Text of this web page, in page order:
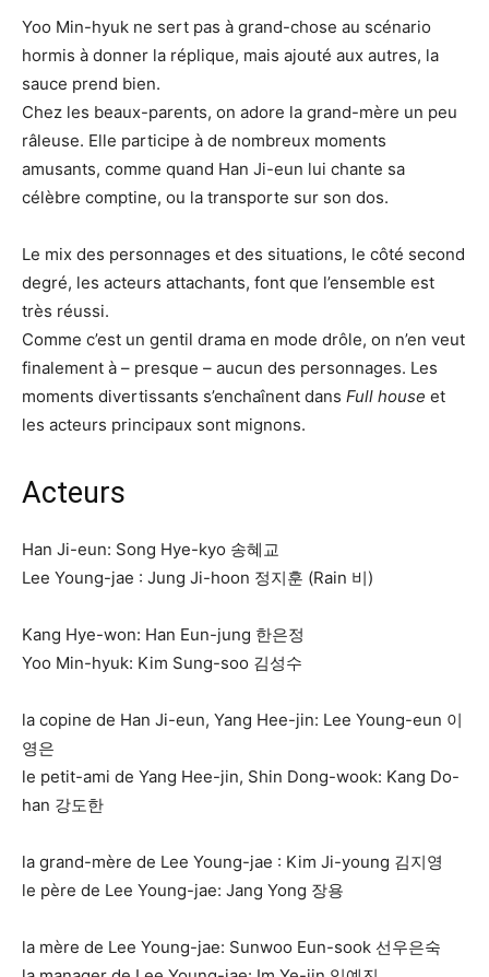
Yoo Min-hyuk ne sert pas à grand-chose au scénario
hormis à donner la réplique, mais ajouté aux autres, la
sauce prend bien.
Chez les beaux-parents, on adore la grand-mère un peu
râleuse. Elle participe à de nombreux moments
amusants, comme quand Han Ji-eun lui chante sa
célèbre comptine, ou la transporte sur son dos.
Le mix des personnages et des situations, le côté second
degré, les acteurs attachants, font que l’ensemble est
très réussi.
Comme c’est un gentil drama en mode drôle, on n’en veut
finalement à – presque – aucun des personnages. Les
moments divertissants s’enchaînent dans Full house et
les acteurs principaux sont mignons.
Acteurs
Han Ji-eun: Song Hye-kyo 송혜교
Lee Young-jae : Jung Ji-hoon 정지훈 (Rain 비)
Kang Hye-won: Han Eun-jung 한은정
Yoo Min-hyuk: Kim Sung-soo 김성수
la copine de Han Ji-eun, Yang Hee-jin: Lee Young-eun 이
영은
le petit-ami de Yang Hee-jin, Shin Dong-wook: Kang Do-
han 강도한
la grand-mère de Lee Young-jae : Kim Ji-young 김지영
le père de Lee Young-jae: Jang Yong 장용
la mère de Lee Young-jae: Sunwoo Eun-sook 선우은숙